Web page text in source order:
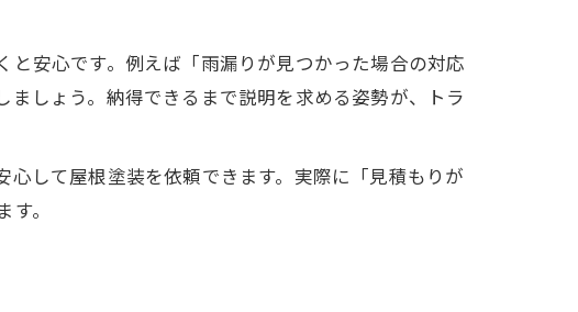
安心です。例えば「雨漏りが見つかった場合の対応
しょう。納得できるまで説明を求める姿勢が、トラ
して屋根塗装を依頼できます。実際に「見積もりが
。